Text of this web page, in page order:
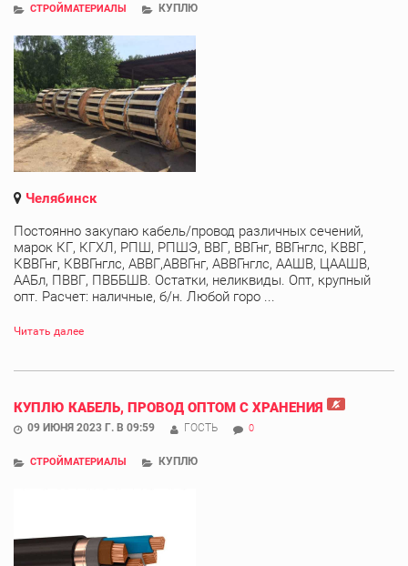
СТРОЙМАТЕРИАЛЫ КУПЛЮ
Челябинск
Постоянно закупаю кабель/провод различных сечений,
марок КГ, КГХЛ, РПШ, РПШЭ, ВВГ, ВВГнг, ВВГнглс, КВВГ,
КВВГнг, КВВГнглс, АВВГ,АВВГнг, АВВГнглс, ААШВ, ЦААШВ,
ААБл, ПВВГ, ПВББШВ. Остатки, неликвиды. Опт, крупный
опт. Расчет: наличные, б/н. Любой горо ...
Читать далее
КУПЛЮ КАБЕЛЬ, ПРОВОД ОПТОМ С ХРАНЕНИЯ
09 ИЮНЯ 2023 Г. В 09:59 ГОСТЬ 0
СТРОЙМАТЕРИАЛЫ КУПЛЮ